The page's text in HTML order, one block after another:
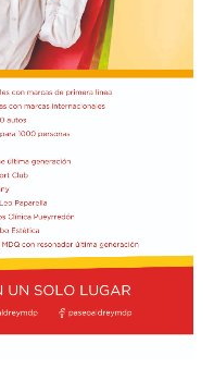
se desarrollará “El
respuestas y
Algote. Se trata de un
en el que al
su propia creación
(incluye
de los 6 años.
deberán asistir
(menores
$5.000). Las
de lunes a